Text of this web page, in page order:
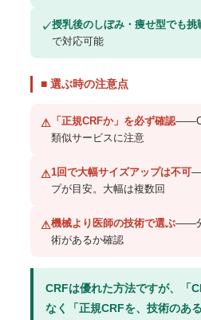
✓授乳後のしぼみ・痩せ型でも挑
で対応可能
■ 選ぶ時の注意点
⚠ 「正規CRFか」を必ず確認
類似サービスに注意
⚠1回で大幅サイズアップは不可
プが目安。大幅は複数回
⚠機械より医師の技術で選ぶ——
術があるか確認
CRFは優れた方法ですが、「
なく「正規CRFを、技術のあ